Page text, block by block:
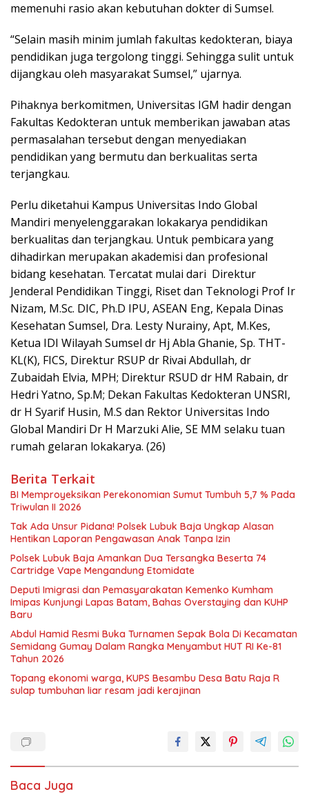
memenuhi rasio akan kebutuhan dokter di Sumsel.
“Selain masih minim jumlah fakultas kedokteran, biaya
pendidikan juga tergolong tinggi. Sehingga sulit untuk
dijangkau oleh masyarakat Sumsel,” ujarnya.
Pihaknya berkomitmen, Universitas IGM hadir dengan
Fakultas Kedokteran untuk memberikan jawaban atas
permasalahan tersebut dengan menyediakan
pendidikan yang bermutu dan berkualitas serta
terjangkau.
Perlu diketahui Kampus Universitas Indo Global
Mandiri menyelenggarakan lokakarya pendidikan
berkualitas dan terjangkau. Untuk pembicara yang
dihadirkan merupakan akademisi dan profesional
bidang kesehatan. Tercatat mulai dari Direktur
Jenderal Pendidikan Tinggi, Riset dan Teknologi Prof Ir
Nizam, M.Sc. DIC, Ph.D IPU, ASEAN Eng, Kepala Dinas
Kesehatan Sumsel, Dra. Lesty Nurainy, Apt, M.Kes,
Ketua IDI Wilayah Sumsel dr Hj Abla Ghanie, Sp. THT-
KL(K), FICS, Direktur RSUP dr Rivai Abdullah, dr
Zubaidah Elvia, MPH; Direktur RSUD dr HM Rabain, dr
Hedri Yatno, Sp.M; Dekan Fakultas Kedokteran UNSRI,
dr H Syarif Husin, M.S dan Rektor Universitas Indo
Global Mandiri Dr H Marzuki Alie, SE MM selaku tuan
rumah gelaran lokakarya. (26)
Berita Terkait
BI Memproyeksikan Perekonomian Sumut Tumbuh 5,7 % Pada
Triwulan II 2026
Tak Ada Unsur Pidana! Polsek Lubuk Baja Ungkap Alasan
Hentikan Laporan Pengawasan Anak Tanpa Izin
Polsek Lubuk Baja Amankan Dua Tersangka Beserta 74
Cartridge Vape Mengandung Etomidate
Deputi Imigrasi dan Pemasyarakatan Kemenko Kumham
Imipas Kunjungi Lapas Batam, Bahas Overstaying dan KUHP
Baru
Abdul Hamid Resmi Buka Turnamen Sepak Bola Di Kecamatan
Semidang Gumay Dalam Rangka Menyambut HUT RI Ke-81
Tahun 2026
Topang ekonomi warga, KUPS Besambu Desa Batu Raja R
sulap tumbuhan liar resam jadi kerajinan
Baca Juga